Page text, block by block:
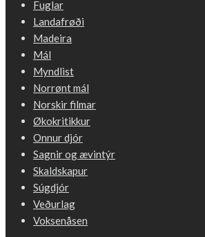
Fuglar
Landafrøði
Madeira
Mál
Myndlist
Norrønt mál
Norskir filmar
Økokritikkur
Onnur djór
Sagnir og ævintýr
Skaldskapur
Súgdjór
Veðurlag
Voksenåsen